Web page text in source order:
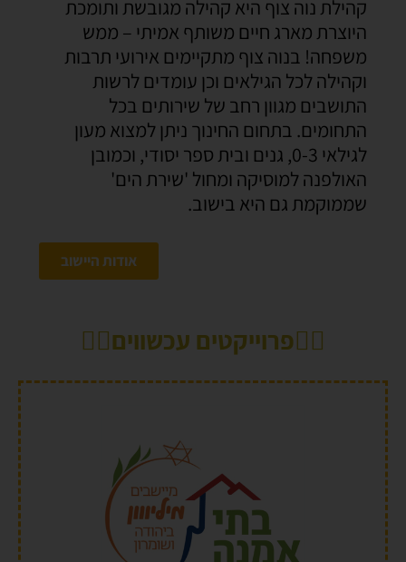
👇🏼פרוייקטים עכשווים👇🏼
קהילת נוה צוף היא קהילה מגובשת ותומכת
היוצרת מארג חיים משותף אמיתי – ממש
משפחה! בנוה צוף מתקיימים אירועי תרבות
וקהילה לכל הגילאים וכן עומדים לרשות
התושבים מגוון רחב של שירותים בכל
התחומים. בתחום החינוך ניתן למצוא מעון
לגילאי 0-3, גנים ובית ספר יסודי, וכמובן
האולפנה למוסיקה ומחול 'שירת הים'
שממוקמת גם היא בישוב.
אודות היישוב